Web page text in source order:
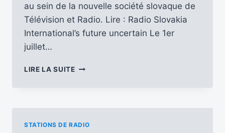
au sein de la nouvelle société slovaque de
Télévision et Radio. Lire : Radio Slovakia
International’s future uncertain Le 1er
juillet…
LIRE LA SUITEMOBILISONS
STATIONS DE RADIO